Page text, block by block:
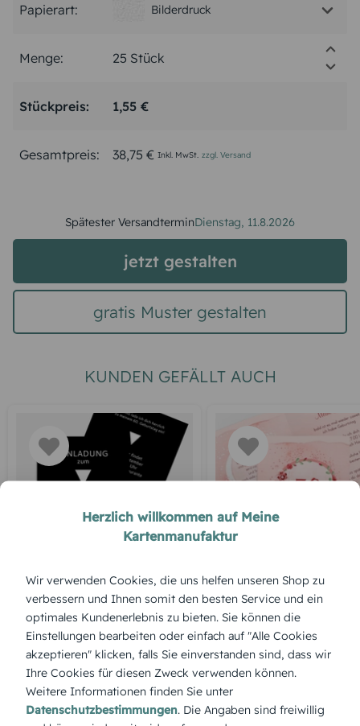
Papierart: Bilderdruck
Menge:
Stückpreis: 1,55 €
Gesamtpreis: 38,75 € Inkl. MwSt. zzgl. Versand
Spätester VersandterminDienstag, 11.8.2026
jetzt gestalten
gratis Muster gestalten
KUNDEN GEFÄLLT AUCH
Geburtstagseinladung
Parkuhr 60
Einladung zum 50.
Geburtstag Aquarell
Herzlich willkommen auf Meine
Kartenmanufaktur
Wir verwenden Cookies, die uns helfen unseren Shop zu
verbessern und Ihnen somit den besten Service und ein
optimales Kundenerlebnis zu bieten. Sie können die
Einstellungen bearbeiten oder einfach auf "Alle Cookies
akzeptieren" klicken, falls Sie einverstanden sind, dass wir
Ihre Cookies für diesen Zweck verwenden können.
Weitere Informationen finden Sie unter
Datenschutzbestimmungen. Die Angaben sind freiwillig